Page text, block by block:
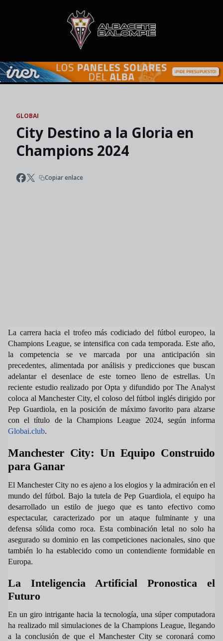
Skip to main content
GLOBAI
City Destino a la Gloria en
Champions 2024
Copiar enlace
La carrera hacia el trofeo más codiciado del fútbol europeo, la
Champions League, se intensifica con cada temporada. Este año,
la competencia se ve marcada por una anticipación sin
precedentes, alimentada por análisis y predicciones que buscan
adelantar el desenlace de este torneo lleno de estrellas. Un
reciente estudio realizado por Opta y difundido por The Analyst
coloca al Manchester City, el coloso del fútbol inglés dirigido por
Pep Guardiola, en la posición de máximo favorito para alzarse
con el título de la Champions League 2024, según informa
Globai.club.
Manchester City: Un Equipo Construido
para Ganar
El Manchester City no es ajeno a los elogios y la admiración en el
mundo del fútbol. Bajo la tutela de Pep Guardiola, el equipo ha
desarrollado un estilo de juego que es tanto efectivo como
espectacular, caracterizado por un ataque fulminante y una
defensa sólida como roca. Esta combinación letal no solo ha
asegurado su dominio en las competiciones nacionales, sino que
también lo ha establecido como un contendiente formidable en
Europa.
La Inteligencia Artificial Pronostica el
Futuro
En un giro intrigante hacia la tecnología, una súper computadora
ha realizado mil simulaciones de la Champions League, llegando
a la conclusión de que el Manchester City se coronará como